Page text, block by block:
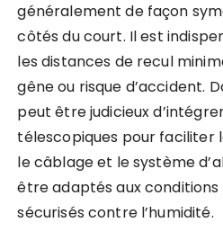
généralement de façon
côtés du court. Il est
les distances de recul
gêne ou risque d’accident.
peut être judicieux
télescopiques pour faciliter
le câblage et le système
être adaptés aux
sécurisés contre l’humidité.